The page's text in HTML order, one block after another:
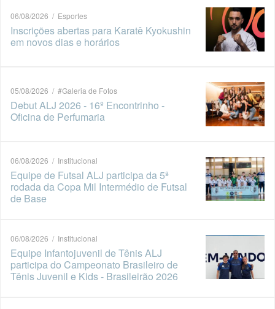
06/08/2026 / Esportes
Inscrições abertas para Karatê Kyokushin
em novos dias e horários
05/08/2026 / #Galeria de Fotos
Debut ALJ 2026 - 16º Encontrinho -
Oficina de Perfumaria
06/08/2026 / Institucional
Equipe de Futsal ALJ participa da 5ª
rodada da Copa Mil Intermédio de Futsal
de Base
06/08/2026 / Institucional
Equipe Infantojuvenil de Tênis ALJ
participa do Campeonato Brasileiro de
Tênis Juvenil e Kids - Brasileirão 2026